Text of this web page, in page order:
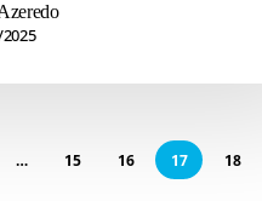
… 15 16 17 18